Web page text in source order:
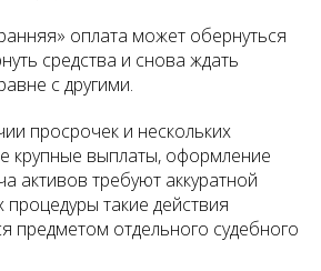
оплата может обернуться
средства и снова ждать
с другими.
просрочек и нескольких
крупные выплаты, оформление
активов требуют аккуратной
процедуры такие действия
предметом отдельного судебного